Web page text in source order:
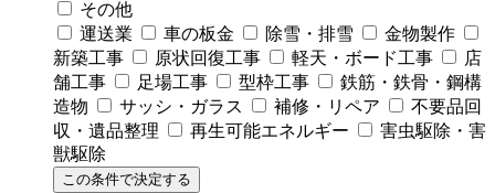
その他
運送業
車の板金 除雪・排雪
金物製作
新築工事
原状回復工事 軽天・ボード工事
店
舗工事
足場工事 型枠工事
鉄筋・鉄骨・鋼構
造物
サッシ・ガラス 補修・リペア
不要品回
収・遺品整理
再生可能エネルギー
害虫駆除・害
獣駆除
この条件で決定する